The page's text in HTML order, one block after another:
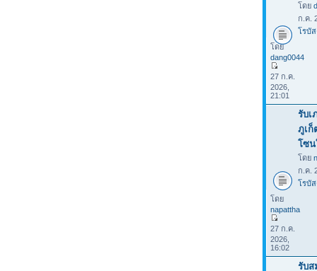
โดย
ก.ค.
โรบั
โดย
dang0044
27 ก.ค.
2026,
21:01
รับเ
ภูเก็
โซน
โดย
ก.ค.
โรบั
โดย
napattha
27 ก.ค.
2026,
16:02
รับส